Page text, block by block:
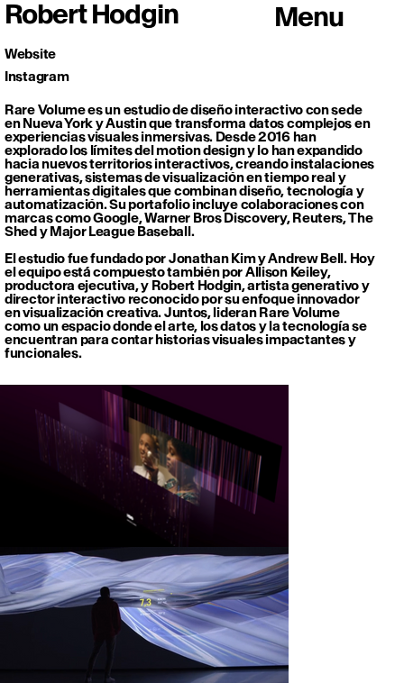
Menu
Rare Volume es un estudio de diseño interactivo con sede
en Nueva York y Austin que transforma datos complejos en
experiencias visuales inmersivas. Desde 2016 han
explorado los límites del motion design y lo han expandido
hacia nuevos territorios interactivos, creando instalaciones
generativas, sistemas de visualización en tiempo real y
herramientas digitales que combinan diseño, tecnología y
automatización. Su portafolio incluye colaboraciones con
marcas como Google, Warner Bros Discovery, Reuters, The
Shed y Major League Baseball.
El estudio fue fundado por Jonathan Kim y Andrew Bell. Hoy
el equipo está compuesto también por Allison Keiley,
productora ejecutiva, y Robert Hodgin, artista generativo y
director interactivo reconocido por su enfoque innovador
en visualización creativa. Juntos, lideran Rare Volume
como un espacio donde el arte, los datos y la tecnología se
encuentran para contar historias visuales impactantes y
funcionales.
Website
Instagram
Robert Hodgin